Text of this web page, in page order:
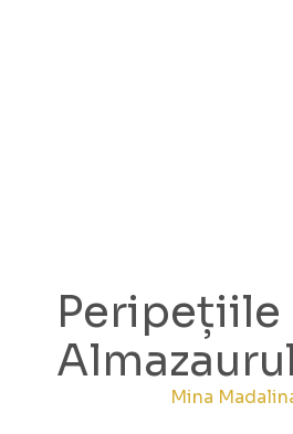
Peripețiile
Mina